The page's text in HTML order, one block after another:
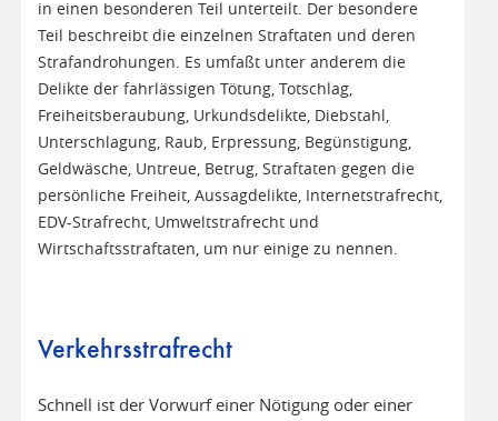
in einen besonderen Teil unterteilt. Der besondere
Teil beschreibt die einzelnen Straftaten und deren
Strafandrohungen. Es umfaßt unter anderem die
Delikte der fahrlässigen Tötung, Totschlag,
Freiheitsberaubung, Urkundsdelikte, Diebstahl,
Unterschlagung, Raub, Erpressung, Begünstigung,
Geldwäsche, Untreue, Betrug, Straftaten gegen die
persönliche Freiheit, Aussagdelikte, Internetstrafrecht,
EDV-Strafrecht, Umweltstrafrecht und
Wirtschaftsstraftaten, um nur einige zu nennen.
Verkehrsstrafrecht
Schnell ist der Vorwurf einer Nötigung oder einer